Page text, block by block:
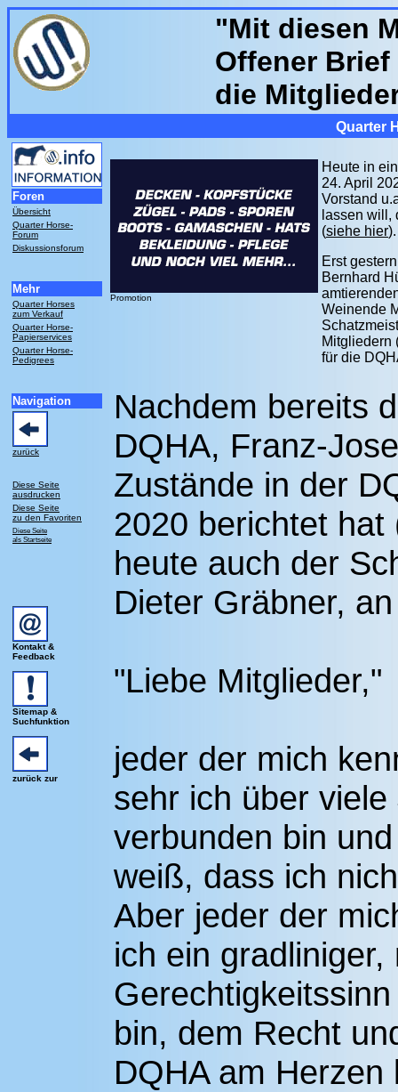
"Mit diesen
Offener
die
Quarter
Foren
Übersicht
Quarter Horse-
Forum
Diskussionsforum
Mehr
Quarter Horses
zum Verkauf
Quarter Horse-
Papierservices
Quarter Horse-
Pedigrees
Navigation
zurück
Diese Seite
ausdrucken
Diese Seite
zu den Favoriten
Diese Seite
als Startseite
Kontakt &
Feedback
Sitemap &
Suchfunktion
zurück zur
Promotion
Heute in
24. April
Vorstand
lassen will,
(siehe hier).
Erst
Bernhard
Weinende
Mitgliedern
für die
Nachdem bereits
DQHA, Franz-
Zustände in der
2020 berichtet hat
heute auch der
Dieter Gräbner,
"Liebe Mitglieder,"
jeder der mich
sehr ich über
verbunden bin
weiß, dass ich
Aber jeder der
ich ein gradliniger,
bin, dem Recht
DQHA am Herzen